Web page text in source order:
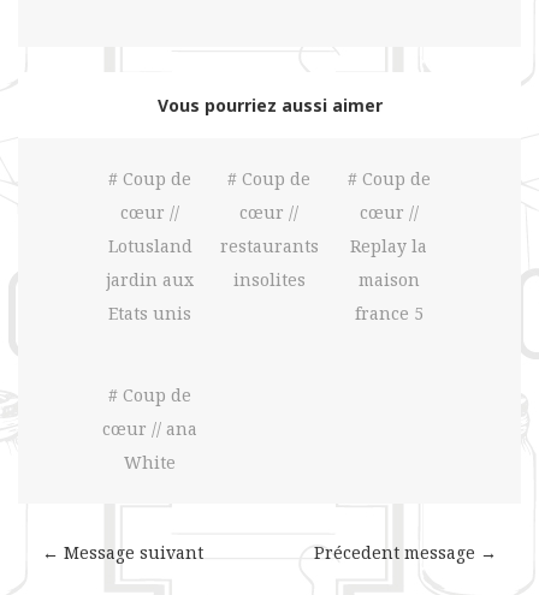
Vous pourriez aussi aimer
# Coup de
cœur //
Lotusland
jardin aux
Etats unis
# Coup de
cœur //
restaurants
insolites
# Coup de
cœur //
Replay la
maison
france 5
# Coup de
cœur // ana
White
Précedent message →
← Message suivant